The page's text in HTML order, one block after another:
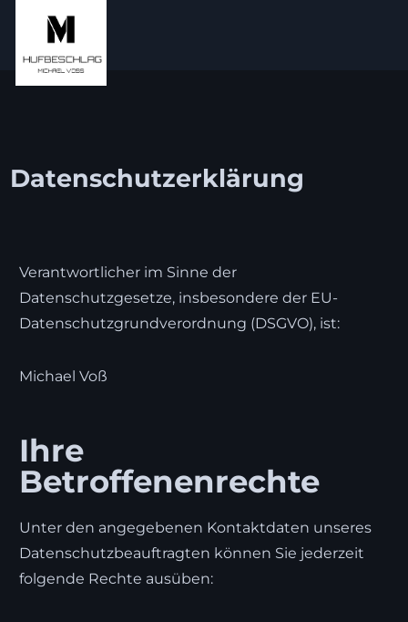
Datenschutzerklärung
Verantwortlicher im Sinne der
Datenschutzgesetze, insbesondere der EU-
Datenschutzgrundverordnung (DSGVO), ist:
Michael Voß
Ihre
Betroffenenrechte
Unter den angegebenen Kontaktdaten unseres
Datenschutzbeauftragten können Sie jederzeit
folgende Rechte ausüben: